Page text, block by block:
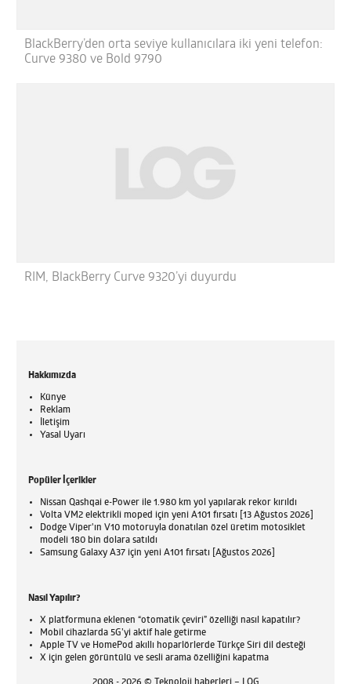
BlackBerry’den orta seviye kullanıcılara iki yeni telefon:
Curve 9380 ve Bold 9790
RIM, BlackBerry Curve 9320’yi duyurdu
Hakkımızda
Künye
Reklam
İletişim
Yasal Uyarı
Popüler İçerikler
Nissan Qashqai e-Power ile 1.980 km yol yapılarak rekor kırıldı
Volta VM2 elektrikli moped için yeni A101 fırsatı [13 Ağustos 2026]
Dodge Viper'ın V10 motoruyla donatılan özel üretim motosiklet
modeli 180 bin dolara satıldı
Samsung Galaxy A37 için yeni A101 fırsatı [Ağustos 2026]
Nasıl Yapılır?
X platformuna eklenen “otomatik çeviri” özelliği nasıl kapatılır?
Mobil cihazlarda 5G’yi aktif hale getirme
Apple TV ve HomePod akıllı hoparlörlerde Türkçe Siri dil desteği
X için gelen görüntülü ve sesli arama özelliğini kapatma